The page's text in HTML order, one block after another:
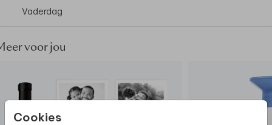
Cookies
Vaderdag
voor jou